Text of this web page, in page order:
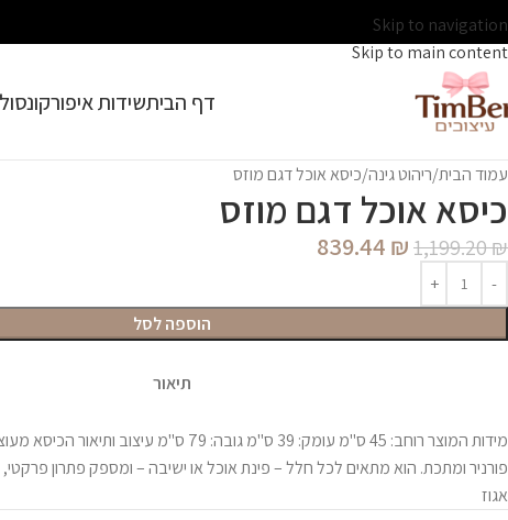
Skip to navigation
Skip to main content
דף הביתשידות איפור
עמוד הבית ריהוט גינה כיסא אוכל דגם מוזס
כיסא אוכל דגם מוזס
1,199.20₪
839.44 ₪
הוספה לסל
תיאור
מידות המוצר רוחב: 45 ס"מ עומק: 39 ס"מ גובה: 79 ס"מ
פורניר ומתכת. הוא מתאים לכל חלל – פינת אוכל או ישיבה – ומספק פתרון פרקטי,
אגוז